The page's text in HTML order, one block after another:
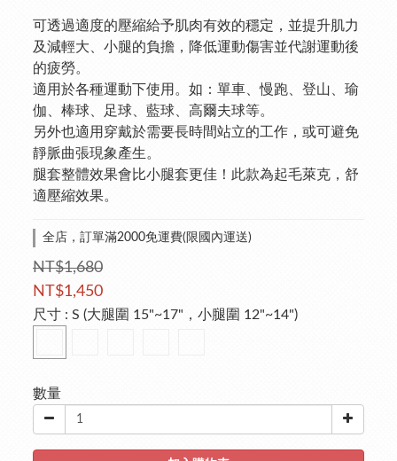
可透過適度的壓縮給予肌肉有效的穩定，並提升肌力
及減輕大、小腿的負擔，降低運動傷害並代謝運動後
的疲勞。
適用於各種運動下使用。如：單車、慢跑、登山、瑜
伽、棒球、足球、藍球、高爾夫球等。
另外也適用穿戴於需要長時間站立的工作，或可避免
靜脈曲張現象產生。
腿套整體效果會比小腿套更佳！此款為起毛萊克，舒
適壓縮效果。
全店，訂單滿2000免運費(限國內運送)
NT$1,680
NT$1,450
尺寸 : S (大腿圍 15"~17"，小腿圍 12"~14")
數量